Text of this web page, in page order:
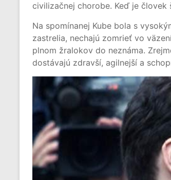
civilizačnej chorobe. Keď je
Na spomínanej Kube bola s
zastrelia, nechajú zomrieť vo
plnom žralokov do neznáma.
dostávajú zdravší, agilnejší a